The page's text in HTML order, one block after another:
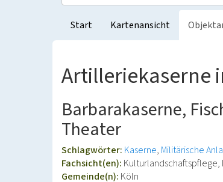
Start Kartenansicht
Artilleriekaserne
Barbarakaserne,
Theater
Schlagwörter: Kaserne Militärische
Fachsicht(en): Kulturlandschaftspflege,
Gemeinde(n): Köln